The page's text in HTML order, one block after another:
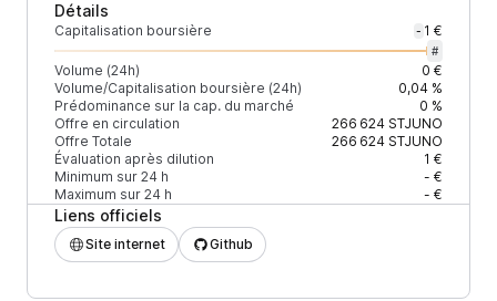
Détails
Capitalisation boursière - 1 €
#
Volume (24h)
0 €
Volume/Capitalisation boursière (24h)
0,04 %
Prédominance sur la cap. du marché
0 %
Offre en circulation
266 624STJUNO
Offre Totale
266 624STJUNO
Évaluation après dilution
1 €
Minimum sur 24 h
- €
Maximum sur 24 h
- €
Liens officiels
Site internet Github